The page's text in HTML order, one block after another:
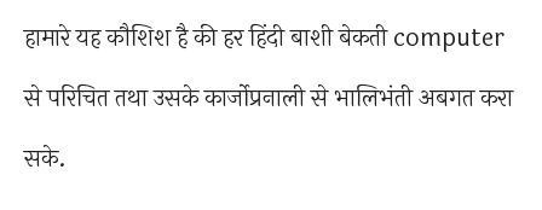
हामारे यह कौशिश है की हर हिंदी बाशी बेकती computer
से परिचित तथा उसके कार्जोप्रनाली से भालिभंती अबगत करा
सके.